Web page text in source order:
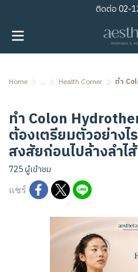
ติดต่อ02-
Home ... Health Corner ทำ Colon
ทำ Colon
ต้องเตรียมตัวอย่างไ
สงสัยก่อนไปล้างลำไส้
725 ผู้เข้าชม
แชร์